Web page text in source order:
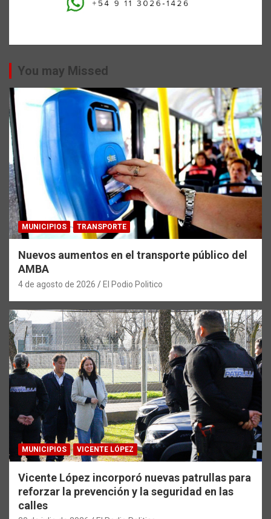
You may Missed
MUNICIPIOS TRANSPORTE
Nuevos aumentos en el transporte público del
AMBA
4 de agosto de 2026 El Podio Politico
MUNICIPIOS VICENTE LÓPEZ
Vicente López incorporó nuevas patrullas para
reforzar la prevención y la seguridad en las
calles